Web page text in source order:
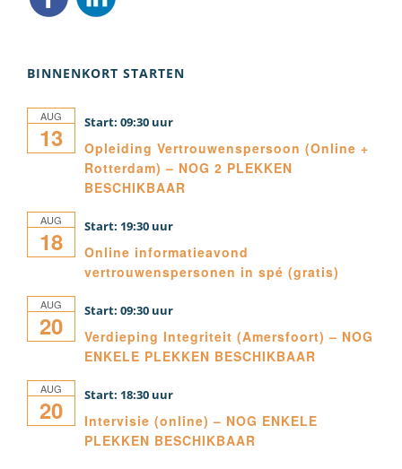
BINNENKORT STARTEN
AUG
13 09:30
Opleiding Vertrouwenspersoon (Online +
Rotterdam) – NOG 2 PLEKKEN
BESCHIKBAAR
AUG
18 19:30
Online informatieavond
vertrouwenspersonen in spé (gratis)
AUG
20 09:30
Verdieping Integriteit (Amersfoort) – NOG
ENKELE PLEKKEN BESCHIKBAAR
AUG
20 18:30
Intervisie (online) – NOG ENKELE
PLEKKEN BESCHIKBAAR